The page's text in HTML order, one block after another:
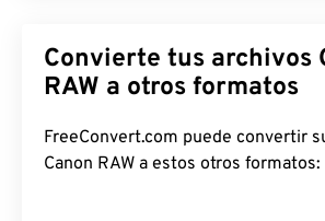
Convierte tus archivos Canon
RAW a otros formatos
FreeConvert.com puede convertir
Canon RAW a estos otros formatos: